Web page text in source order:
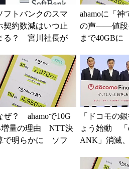
フトバンクのスマ
契約数減はいつ止
る？ 宮川社長が
ホッピング対策は
「真剣にやり...
ahamoに「神
の声――値段
まで40GB
た」と戸惑
ぜ？ ahamoで10G
量の理由 NTT決
で明らかに ソフ
「ドコモの
ょう始動 「
ANK」消滅
解説